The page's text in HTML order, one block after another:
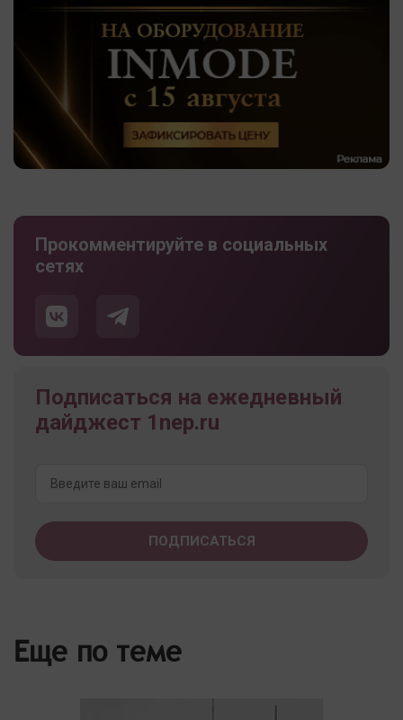
Прокомментируйте в социальных
сетях
Подписаться на ежедневный
дайджест 1nep.ru
Еще по теме